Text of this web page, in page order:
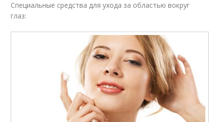
Специальные средства для ухода за областью вокруг
глаз: